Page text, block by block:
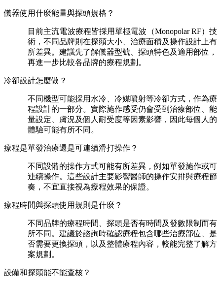
儀器使用什麼能量與探頭規格？
目前主流電波療程皆採用單極電波（Monopolar RF）技
術，不同品牌則在探頭大小、治療面積及操作設計上有
所差異。建議先了解儀器型號、探頭特色及適用部位，
再進一步比較各品牌的療程規劃。
冷卻設計怎麼做？
不同機型可能採用水冷、冷媒噴射等冷卻方式，作為療
程設計的一部分。實際施作感受仍會受到治療部位、能
量設定、膚況及個人耐受度等因素影響，因此每個人的
體驗可能有所不同。
療程是單發治療還是可連續滑打操作？
不同設備的操作方式可能有所差異，例如單發施作或可
連續操作。這些設計主要影響醫師的操作安排與療程節
奏，不宜直接視為療程效果的保證。
療程時間與探頭使用規則是什麼？
不同品牌的療程時間、探頭是否有時間及發數限制而有
所不同。建議於諮詢時確認療程包含哪些治療部位、是
否需要更換探頭，以及整體療程內容，較能完整了解方
案規劃。
設備和探頭能不能查核？